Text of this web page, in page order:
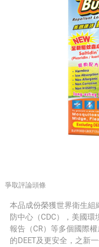
爭取評論頭條
本品成份榮獲世界衛生組
防中心（CDC），美國
報告（CR）等多個國際
的DEET及更安全，之新